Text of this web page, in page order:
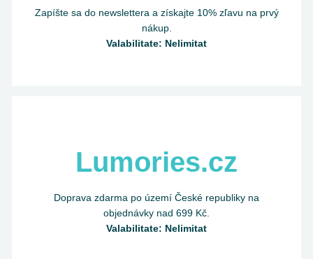
Zapíšte sa do newslettera a získajte 10% zľavu na prvý
nákup.
Valabilitate: Nelimitat
Lumories.cz
Doprava zdarma po území České republiky na
objednávky nad 699 Kč.
Valabilitate: Nelimitat